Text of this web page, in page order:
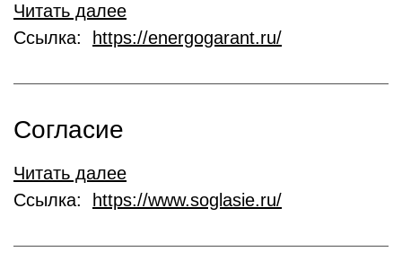
Читать далее
Ссылка:
https://energogarant.ru/
Согласие
Читать далее
Ссылка:
https://www.soglasie.ru/